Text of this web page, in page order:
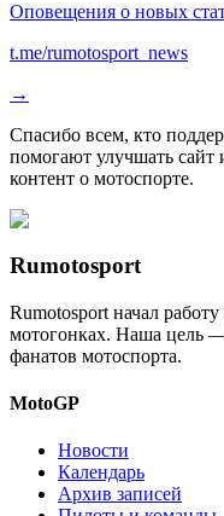
Оповещения о новых
t.me/rumotosport_news
→
Спасибо всем, кто
помогают улучшать сайт
контент о мотоспорте.
Rumotosport
Rumotosport начал
мотогонках. Наша цель
фанатов мотоспорта.
MotoGP
Новости
Календарь
Архив записей